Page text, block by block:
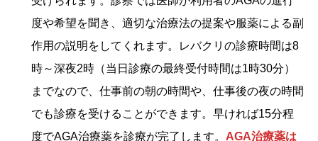
度や希望を聞き、適切な治療法の提案や服薬による副
作用の説明をしてくれます。レバクリの診療時間は8
時～深夜2時（当日診療の最終受付時間は1時30分）
までなので、仕事前の朝の時間や、仕事後の夜の時間
でも診療を受けることができます。早ければ15分程
度でAGA治療薬を診療が完了します。 AGA治療薬は